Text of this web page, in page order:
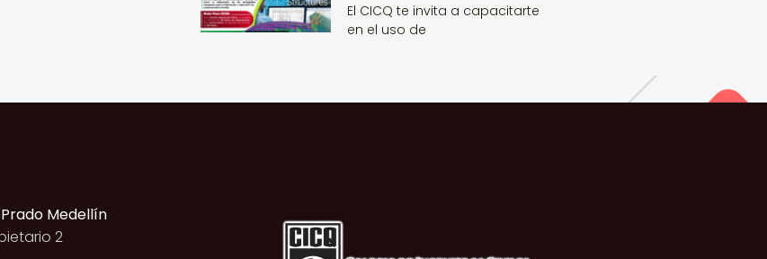
El CICQ te invita a capacitarte
en el uso de
Medellín
2